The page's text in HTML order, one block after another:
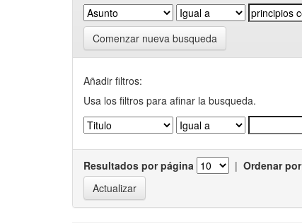
Comenzar nueva busqueda
Añadir filtros:
Usa los filtros para afinar la busqueda.
Resultados por página | Ordenar por